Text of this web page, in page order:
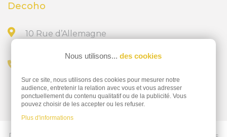
Decoho
10 Rue d’Allemagne
02 28 23 15 32
Nous utilisons... des cookies
Sur ce site, nous utilisons des cookies pour mesurer notre
audience, entretenir la relation avec vous et vous adresser
ponctuellement du contenu qualitatif ou de la publicité. Vous
pouvez choisir de les accepter ou les refuser.
Plus d'informations